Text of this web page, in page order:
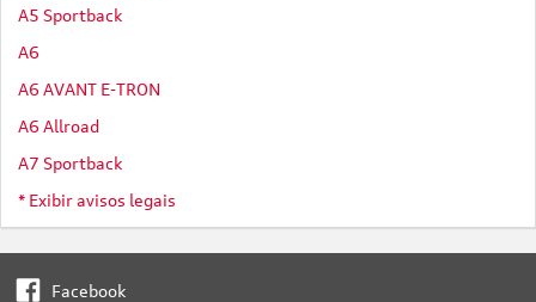
A5 Sportback
A6
A6 AVANT E-TRON
A6 Allroad
A7 Sportback
* Exibir avisos legais
Facebook